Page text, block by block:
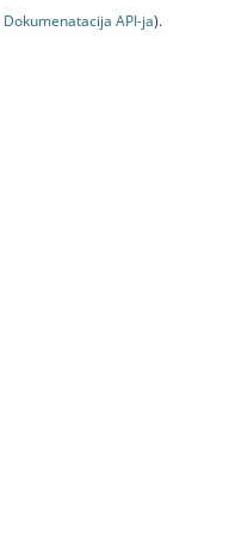
Dokumenаtаcijа API-jа).